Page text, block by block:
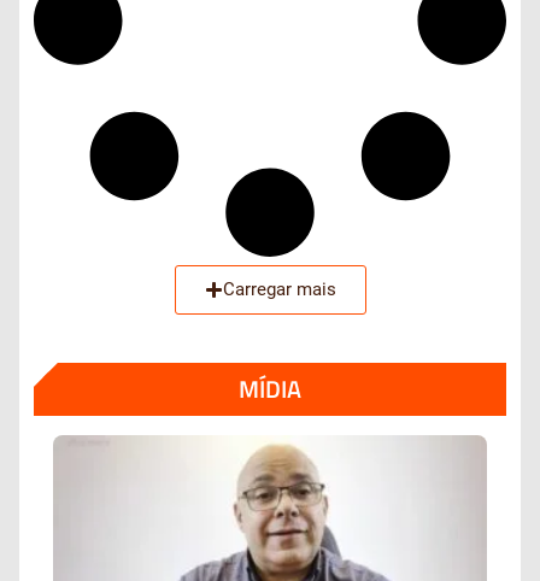
Carregar mais
MÍDIA